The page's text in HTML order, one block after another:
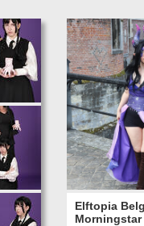
Elftopia
Morningstar